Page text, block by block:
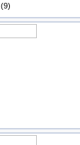
(9)